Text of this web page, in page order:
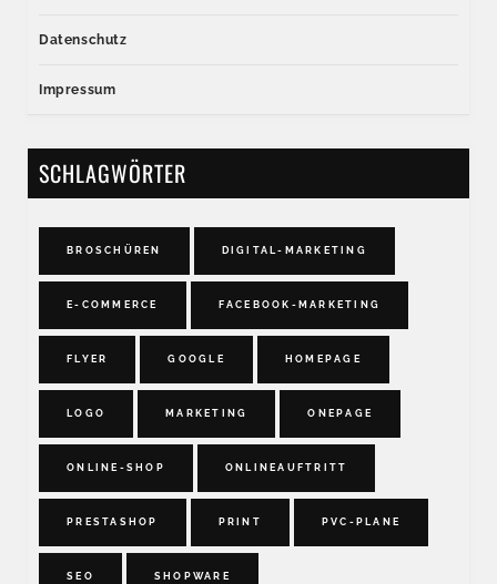
Datenschutz
Impressum
SCHLAGWÖRTER
BROSCHÜREN DIGITAL-MARKETING
E-COMMERCE FACEBOOK-MARKETING
FLYER GOOGLE HOMEPAGE
LOGO MARKETING ONEPAGE
ONLINE-SHOP ONLINEAUFTRITT
PRESTASHOP PRINT PVC-PLANE
SEO SHOPWARE